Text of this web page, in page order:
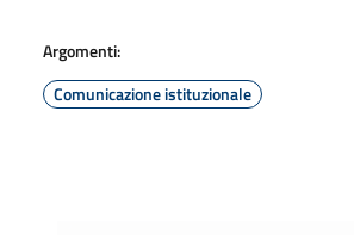
Argomenti:
Comunicazione istituzionale